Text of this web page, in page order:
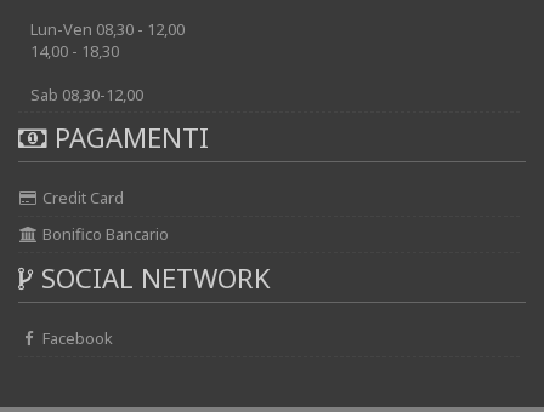
Lun-Ven 08,30 - 12,00
14,00 - 18,30
Sab 08,30-12,00
PAGAMENTI
Credit Card
Bonifico Bancario
SOCIAL NETWORK
Facebook